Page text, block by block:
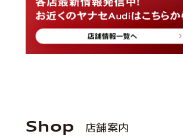
Shop 店舗案内